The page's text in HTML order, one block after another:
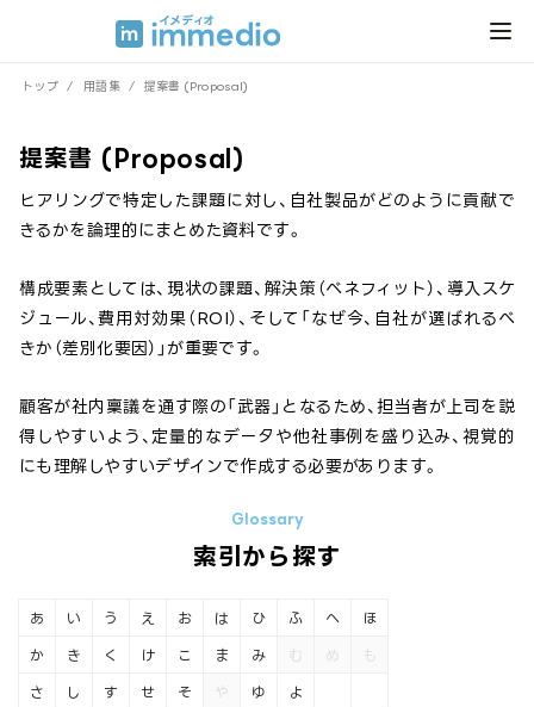
トップ / 用語集 / 提案書 (Proposal)
提案書 (Proposal)
ヒアリングで特定した課題に対し、自社製品がどのように貢献で
きるかを論理的にまとめた資料です。
構成要素としては、現状の課題、解決策（ベネフィット）、導入スケ
ジュール、費用対効果（ROI）、そして「なぜ今、自社が選ばれるべ
きか（差別化要因）」が重要です。
顧客が社内稟議を通す際の「武器」となるため、担当者が上司を説
得しやすいよう、定量的なデータや他社事例を盛り込み、視覚的
にも理解しやすいデザインで作成する必要があります。
索引から探す
あ い う え お
か き く け こ
さ し す せ そ
は ひ ふ へ ほ
ま み む め も
や ゆ よ